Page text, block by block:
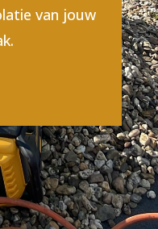
van jouw